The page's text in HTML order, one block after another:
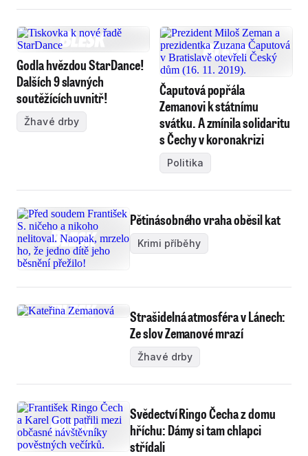
Godla hvězdou StarDance!
Dalších 9 slavných
soutěžících uvnitř!
Žhavé drby
Čaputová popřála
Zemanovi k státnímu
svátku. A zmínila solidaritu
s Čechy v koronakrizi
Politika
Pětinásobného vraha oběsil kat
Krimi příběhy
Strašidelná atmosféra v Lánech:
Ze slov Zemanové mrazí
Žhavé drby
Svědectví Ringo Čecha z domu
hříchu: Dámy si tam chlapci
střídali